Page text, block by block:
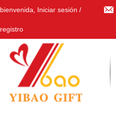
bienvenida, Iniciar sesión /
registro